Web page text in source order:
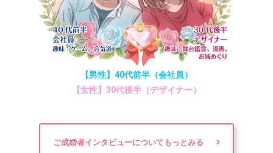
【男性】40代前半（会社員）
【女性】30代後半（デザイナー）
ご成婚者インタビューについてもっとみる